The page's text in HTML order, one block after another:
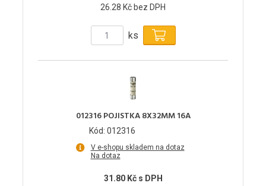
26.28 Kč bez DPH
ks
012316 POJISTKA 8X32MM 16A
Kód: 012316
V e-shopu skladem na dotaz
Na dotaz
31.80 Kč s DPH